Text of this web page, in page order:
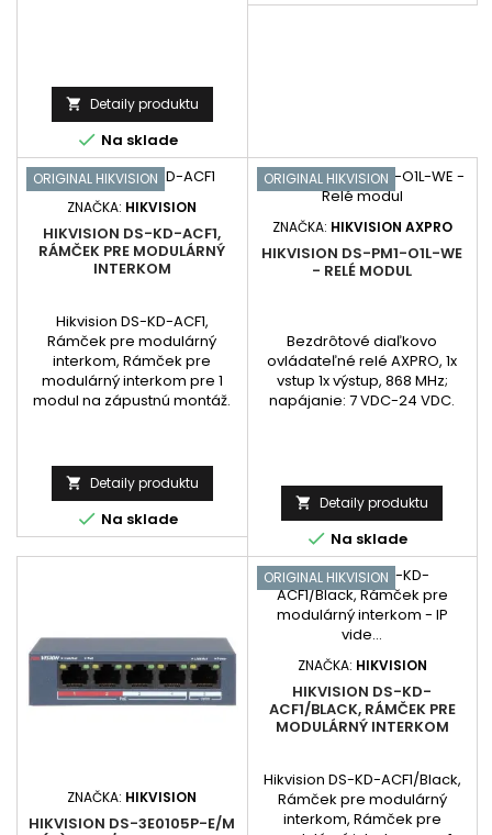
 Detaily produktu
 Na sklade
ORIGINAL HIKVISION
ZNAČKA: HIKVISION
HIKVISION DS-KD-ACF1,
RÁMČEK PRE MODULÁRNÝ
INTERKOM
Hikvision DS-KD-ACF1,
Rámček pre modulárný
interkom, Rámček pre
modulárný interkom pre 1
modul na zápustnú montáž.
 Detaily produktu
 Na sklade
ORIGINAL HIKVISION
ZNAČKA: HIKVISION AXPRO
HIKVISION DS-PM1-O1L-WE
- RELÉ MODUL
Bezdrôtové diaľkovo
ovládateľné relé AXPRO, 1x
vstup 1x výstup, 868 MHz;
napájanie: 7 VDC-24 VDC.
 Detaily produktu
 Na sklade
ZNAČKA: HIKVISION
HIKVISION DS-3E0105P-E/M
ORIGINAL HIKVISION
ZNAČKA: HIKVISION
HIKVISION DS-KD-
ACF1/BLACK, RÁMČEK PRE
MODULÁRNÝ INTERKOM
Hikvision DS-KD-ACF1/Black,
Rámček pre modulárný
interkom, Rámček pre